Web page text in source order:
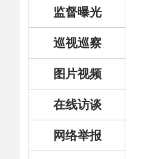
监督曝光
巡视巡察
图片视频
在线访谈
网络举报